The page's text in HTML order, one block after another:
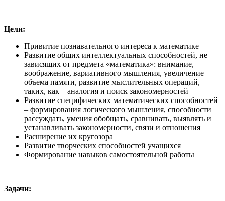
Цели:
Привитие познавательного интереса к математике
Развитие общих интеллектуальных способностей, не
зависящих от предмета «математика»: внимание,
воображение, вариативного мышления, увеличение
объема памяти, развитие мыслительных операций,
таких, как – аналогия и поиск закономерностей
Развитие специфических математических способностей
– формирования логического мышления, способности
рассуждать, умения обобщать, сравнивать, выявлять и
устанавливать закономерности, связи и отношения
Расширение их кругозора
Развитие творческих способностей учащихся
Формирование навыков самостоятельной работы
Задачи: